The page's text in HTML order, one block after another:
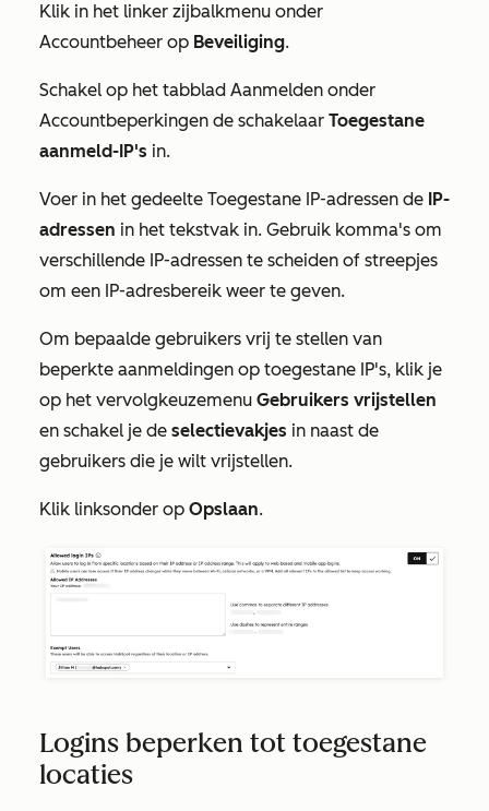
Klik in het linker zijbalkmenu onder
Accountbeheer op Beveiliging.
Schakel op het tabblad Aanmelden onder
Accountbeperkingen de schakelaar Toegestane
aanmeld-IP's in.
Voer in het gedeelte Toegestane IP-adressen de IP-
adressen in het tekstvak in. Gebruik komma's om
verschillende IP-adressen te scheiden of streepjes
om een IP-adresbereik weer te geven.
Om bepaalde gebruikers vrij te stellen van
beperkte aanmeldingen op toegestane IP's, klik je
op het vervolgkeuzemenu Gebruikers vrijstellen
en schakel je de selectievakjes in naast de
gebruikers die je wilt vrijstellen.
Klik linksonder op Opslaan.
Logins beperken tot toegestane
locaties